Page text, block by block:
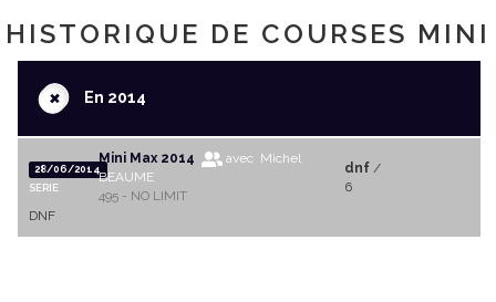
HISTORIQUE DE COURSES MINI
+En 2014
28/06/2014
SERIE
Mini Max 2014
avec Michel
BEAUME
495 - NO LIMIT
dnf/
6
DNF